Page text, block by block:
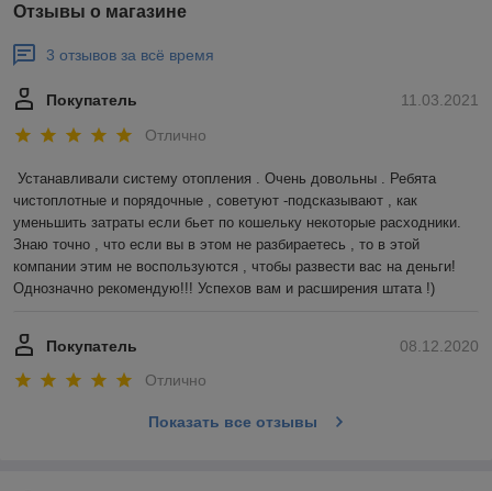
Отзывы о магазине
3 отзывов за всё время
11.03.2021
Покупатель
Отлично
Устанавливали систему отопления . Очень довольны . Ребята
чистоплотные и порядочные , советуют -подсказывают , как
уменьшить затраты если бьет по кошельку некоторые расходники.
Знаю точно , что если вы в этом не разбираетесь , то в этой
компании этим не воспользуются , чтобы развести вас на деньги!
Однозначно рекомендую!!! Успехов вам и расширения штата !)
08.12.2020
Покупатель
Отлично
Показать все отзывы